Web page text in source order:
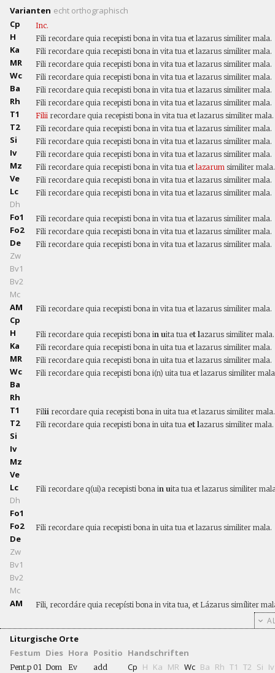
Varianten echt orthographisch
Cp
Inc.
H Fili recordare quia recepisti bona in vita tua et lazarus similiter mala.
Ka Fili recordare quia recepisti bona in vita tua et lazarus similiter mala.
MR Fili recordare quia recepisti bona in vita tua et lazarus similiter mala.
Wc Fili recordare quia recepisti bona in vita tua et lazarus similiter mala.
Ba Fili recordare quia recepisti bona in vita tua et lazarus similiter mala.
Rh Fili recordare quia recepisti bona in vita tua et lazarus similiter mala.
T1 Filii recordare quia recepisti bona in vita tua et lazarus similiter mala.
T2 Fili recordare quia recepisti bona in vita tua et lazarus similiter mala.
Si Fili recordare quia recepisti bona in vita tua et lazarus similiter mala.
Iv Fili recordare quia recepisti bona in vita tua et lazarus similiter mala.
Mz Fili recordare quia recepisti bona in vita tua etlazarum similiter mala.
Ve Fili recordare quia recepisti bona in vita tua et lazarus similiter mala.
Lc Fili recordare quia recepisti bona in vita tua et lazarus similiter mala.
Dh
Fo1
Fili recordare quia recepisti bona in vita tua et lazarus similiter mala.
Fo2 Fili recordare quia recepisti bona in vita tua et lazarus similiter mala.
De Fili recordare quia recepisti bona in vita tua et lazarus similiter mala.
Zw
Bv1
Bv2
Mc
AM
Fili recordare quia recepisti bona in vita tua et lazarus similiter mala.
Cp
H
Fili recordare quia recepisti bona in uita tua et lazarus similiter mala.
Ka Fili recordare quia recepisti bona in uita tua et lazarus similiter mala.
MR Fili recordare quia recepisti bona in uita tua et lazarus similiter mala.
Wc Fili recordare quia recepisti bona i(n) uita tua et lazarus similiter
Ba
Rh
T1
Filii recordare quia recepisti bona in uita tua et lazarus similiter mala.
T2 Fili recordare quia recepisti bona in uita tua et lazarus similiter mala.
Si
Iv
Mz
Ve
Lc
Fili recordare q(ui)a recepisti bona in uita tua et lazarus similiter
Dh
Fo1
Fo2
Fili recordare quia recepisti bona in uita tua et lazarus similiter mala.
De
Zw
Bv1
Bv2
Mc
AM
Fili, recordáre quia recepísti bona in vita tua, et Lázarus simíliter
Liturgische Orte
Festum Dies Hora Positio Handschriften
Pent.p 01 Dom Ev add Cp H Ka MR Wc Ba Rh T1 T2 Si Iv